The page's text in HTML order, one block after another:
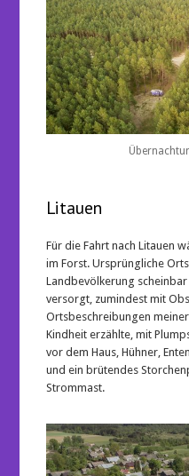
Litauen
Für die Fahrt nach Litauen
im Forst. Ursprüngliche
Landbevölkerung
versorgt, zumindest mit
Ortsbeschreibungen
Kindheit erzählte, mit
vor dem Haus, Hühner,
und ein brütendes
Strommast.